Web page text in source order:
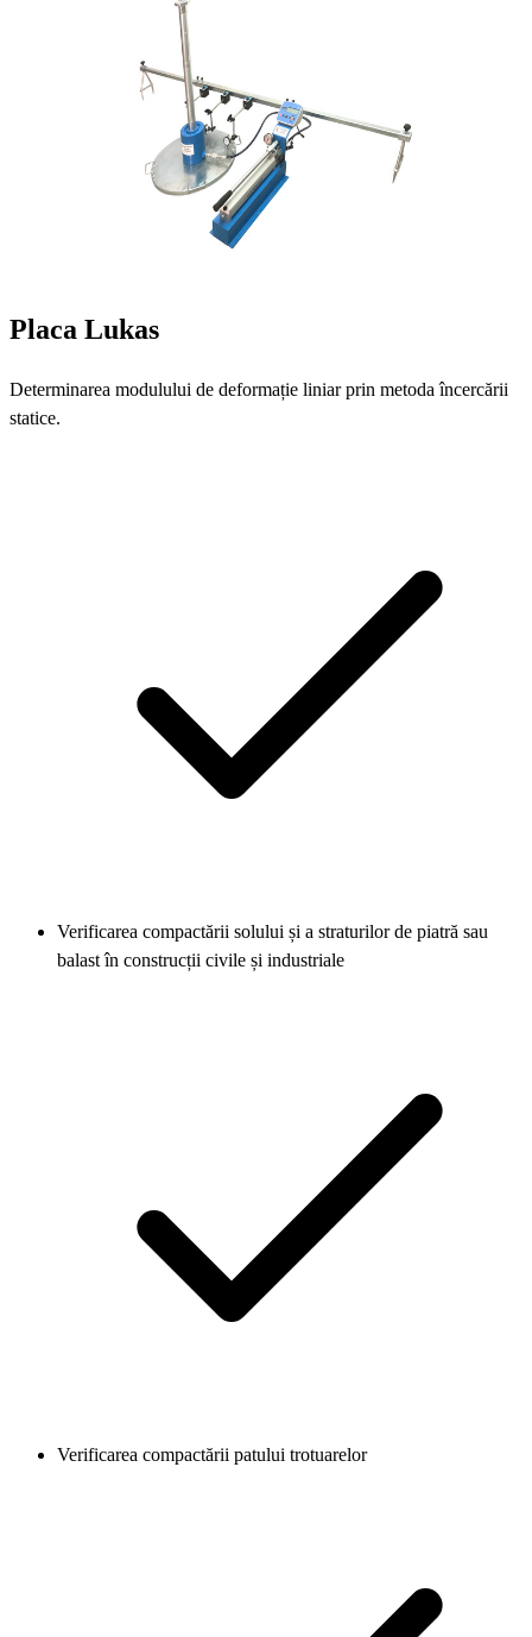
Placa Lukas
Determinarea modulului de deformație liniar prin metoda încercării
statice.
Verificarea compactării solului și a straturilor de piatră sau
balast în construcții civile și industriale
Verificarea compactării patului trotuarelor